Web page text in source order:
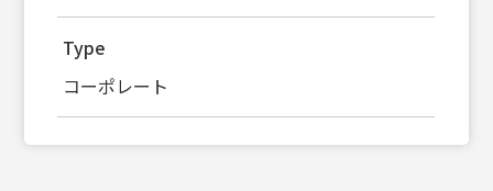
Type
コーポレート